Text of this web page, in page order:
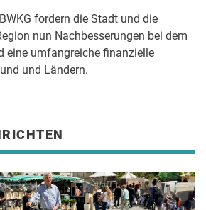
fordern die Stadt und die
nun Nachbesserungen bei dem
eine umfangreiche finanzielle
und Ländern.